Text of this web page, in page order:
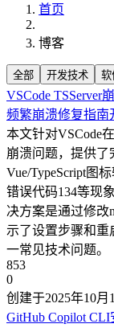
首页
博客
全部 开发技术 软
VSCode TSServer
频繁崩溃修复指南
本文针对VSCode
崩溃问题，提供了
Vue/TypeScript图
错误代码134等现
决方案是通过修改
示了设置步骤和
一常见技术问题。
853
0
创建于2025年10月
GitHub Copilot